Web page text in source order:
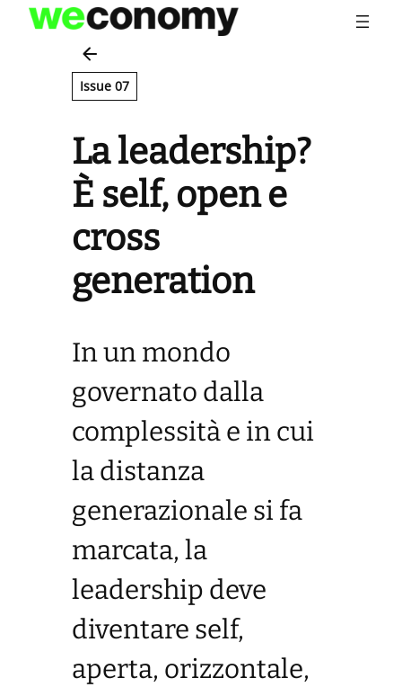
Vai
contenuto
Issue 07
La leadership?
È self, open e
cross
generation
In un mondo
governato dalla
complessità e in cui
la distanza
generazionale si fa
marcata, la
leadership deve
diventare self,
aperta, orizzontale,